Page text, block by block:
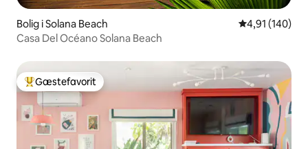
Bolig i Solana Beach 4,91 ud af 5 i
4,91 (140)
Casa Del Océano Solana Beach
Bedste gæstefavorit
Gæstefavorit